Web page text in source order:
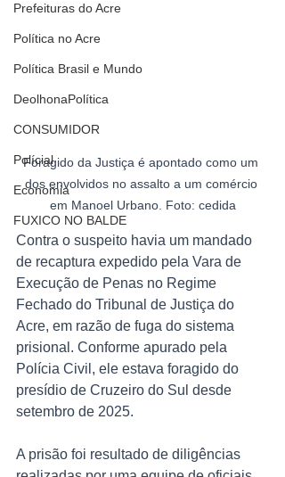
Prefeituras do Acre
Política no Acre
Política Brasil e Mundo
DeolhonaPolítica
CONSUMIDOR
Polícial
Economia
FUXICO NO BALDE
Foragido da Justiça é apontado como um
dos envolvidos no assalto a um comércio
em Manoel Urbano. Foto: cedida
Contra o suspeito havia um mandado
de recaptura expedido pela Vara de
Execução de Penas no Regime
Fechado do Tribunal de Justiça do
Acre, em razão de fuga do sistema
prisional. Conforme apurado pela
Polícia Civil, ele estava foragido do
presídio de Cruzeiro do Sul desde
setembro de 2025.
A prisão foi resultado de diligências